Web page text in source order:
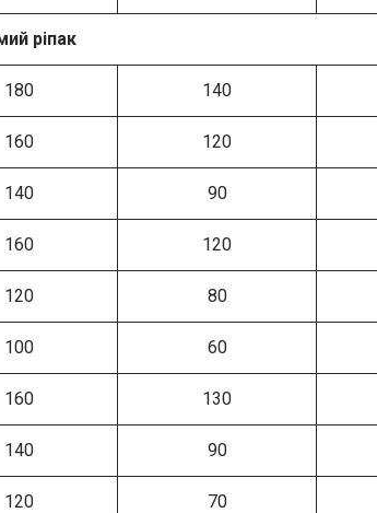
ріпак
180 140
160 120
140 90
160 120
120 80
100 60
160 130
140 90
120 70